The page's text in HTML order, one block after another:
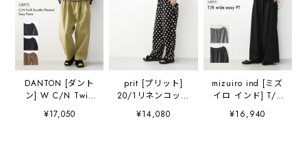
DANTON [ダント
ン] W C/N Twill
Double Pleated
Easy Pants [DT-
¥17,050
prit [プリット]
20/1リネンコット
ンシーチングドッ
トプリントパジャ
¥14,080
mizuiro ind [ミズ
イロ インド] T/R
wide easy PT [3-
260095] T/Rワイ
¥16,940